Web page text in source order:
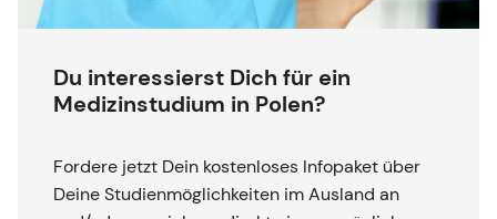
Du interessierst Dich für ein
Medizinstudium in Polen?
Fordere jetzt Dein kostenloses Infopaket über
Deine Studienmöglichkeiten im Ausland an